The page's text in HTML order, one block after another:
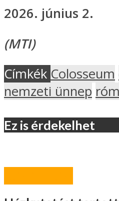
2026. június 2.
(MTI)
Címkék Colosseum
nemzeti ünnep
Ez is érdekelhet